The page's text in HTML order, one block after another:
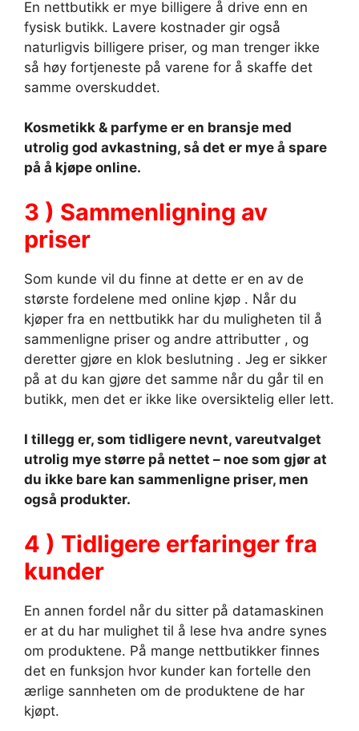
En nettbutikk er mye billigere å drive enn en
fysisk butikk. Lavere kostnader gir også
naturligvis billigere priser, og man trenger ikke
så høy fortjeneste på varene for å skaffe det
samme overskuddet.
Kosmetikk & parfyme er en bransje med
utrolig god avkastning, så det er mye å spare
på å kjøpe online.
3 ) Sammenligning av
priser
Som kunde vil du finne at dette er en av de
største fordelene med online kjøp . Når du
kjøper fra en nettbutikk har du muligheten til å
sammenligne priser og andre attributter , og
deretter gjøre en klok beslutning . Jeg er sikker
på at du kan gjøre det samme når du går til en
butikk, men det er ikke like oversiktelig eller lett.
I tillegg er, som tidligere nevnt, vareutvalget
utrolig mye større på nettet – noe som gjør at
du ikke bare kan sammenligne priser, men
også produkter.
4 ) Tidligere erfaringer fra
kunder
En annen fordel når du sitter på datamaskinen
er at du har mulighet til å lese hva andre synes
om produktene. På mange nettbutikker finnes
det en funksjon hvor kunder kan fortelle den
ærlige sannheten om de produktene de har
kjøpt.